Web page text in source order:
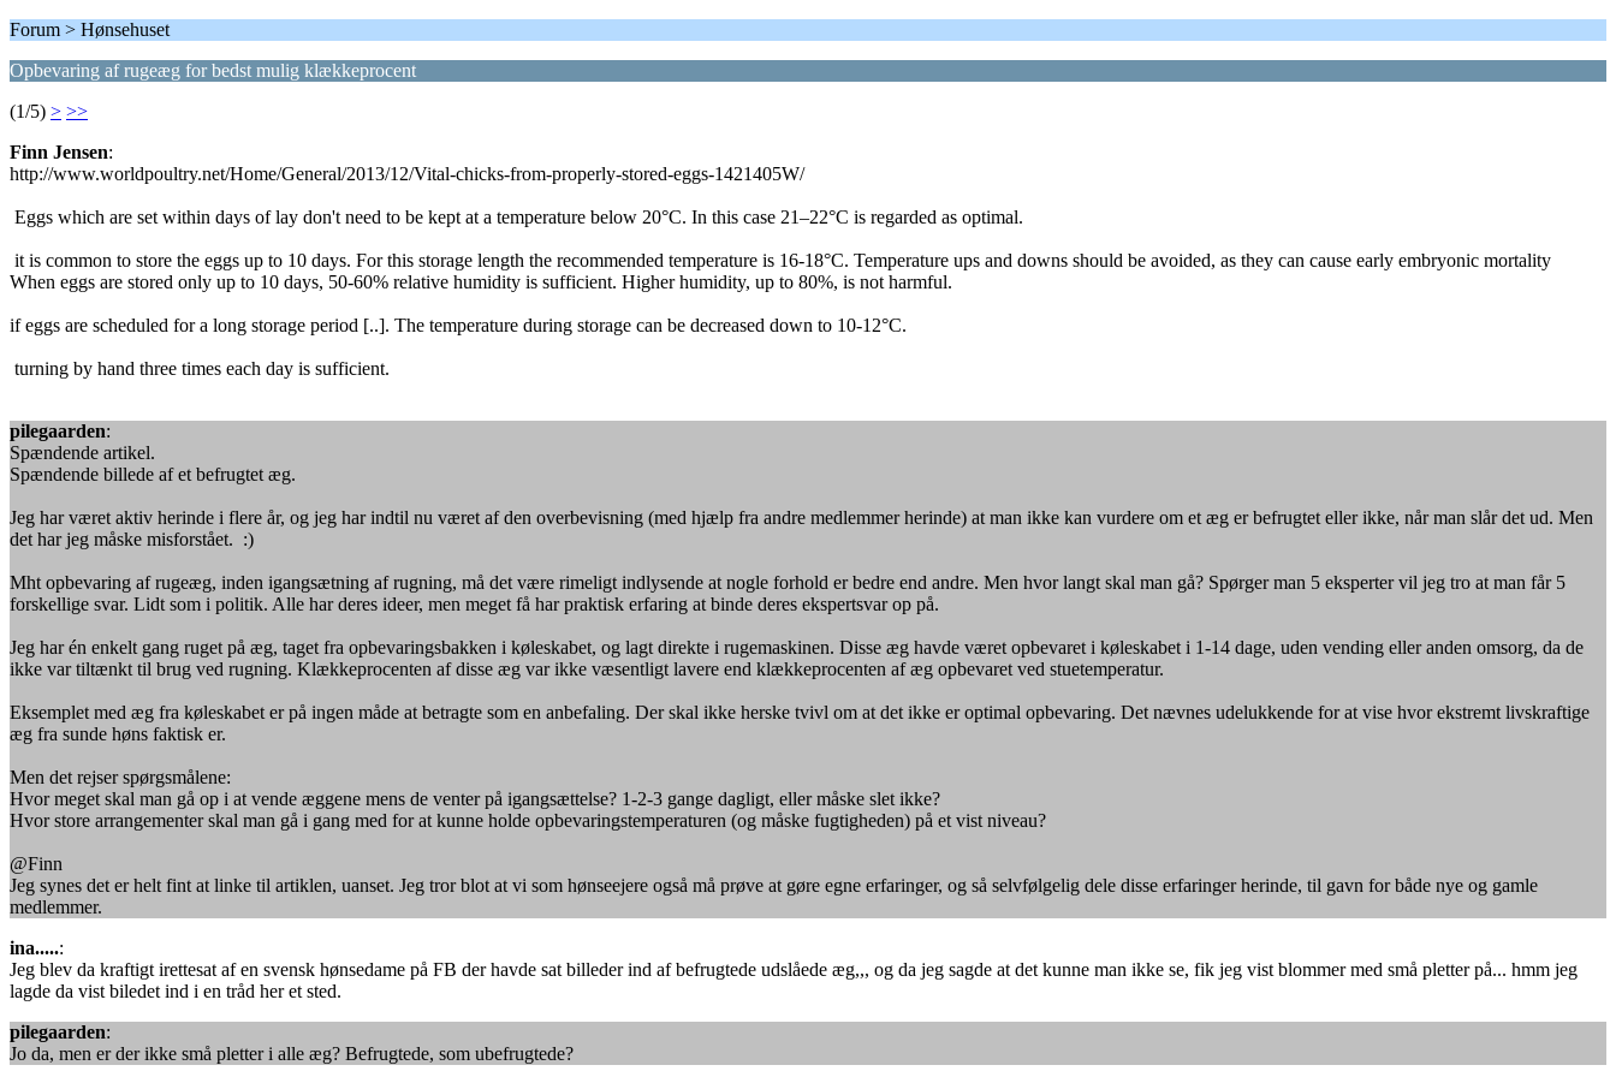
Forum > Hønsehuset
Opbevaring af rugeæg for bedst mulig klækkeprocent
(1/5) > >>
Finn Jensen:
http://www.worldpoultry.net/Home/General/2013/12/Vital-chicks-from-properly-stored-eggs-1421405W/
Eggs which are set within days of lay don't need to be kept at a temperature below 20°C. In this case 21–22°C is regarded as optimal.
it is common to store the eggs up to 10 days. For this storage length the recommended temperature is 16-18°C. Temperature ups and downs should be avoided, as they can cause early embryonic mortality
When eggs are stored only up to 10 days, 50-60% relative humidity is sufficient. Higher humidity, up to 80%, is not harmful.
if eggs are scheduled for a long storage period [..]. The temperature during storage can be decreased down to 10-12°C.
turning by hand three times each day is sufficient.
pilegaarden:
Spændende artikel.
Spændende billede af et befrugtet æg.
Jeg har været aktiv herinde i flere år, og jeg har indtil nu været af den overbevisning (med hjælp fra andre medlemmer herinde) at man ikke kan vurdere om et æg er befrugtet eller ikke, når man slår det ud. Men
det har jeg måske misforstået. :)
Mht opbevaring af rugeæg, inden igangsætning af rugning, må det være rimeligt indlysende at nogle forhold er bedre end andre. Men hvor langt skal man gå? Spørger man 5 eksperter vil jeg tro at man får 5
forskellige svar. Lidt som i politik. Alle har deres ideer, men meget få har praktisk erfaring at binde deres ekspertsvar op på.
Jeg har én enkelt gang ruget på æg, taget fra opbevaringsbakken i køleskabet, og lagt direkte i rugemaskinen. Disse æg havde været opbevaret i køleskabet i 1-14 dage, uden vending eller anden omsorg, da de
ikke var tiltænkt til brug ved rugning. Klækkeprocenten af disse æg var ikke væsentligt lavere end klækkeprocenten af æg opbevaret ved stuetemperatur.
Eksemplet med æg fra køleskabet er på ingen måde at betragte som en anbefaling. Der skal ikke herske tvivl om at det ikke er optimal opbevaring. Det nævnes udelukkende for at vise hvor ekstremt livskraftige
æg fra sunde høns faktisk er.
Men det rejser spørgsmålene:
Hvor meget skal man gå op i at vende æggene mens de venter på igangsættelse? 1-2-3 gange dagligt, eller måske slet ikke?
Hvor store arrangementer skal man gå i gang med for at kunne holde opbevaringstemperaturen (og måske fugtigheden) på et vist niveau?
@Finn
Jeg synes det er helt fint at linke til artiklen, uanset. Jeg tror blot at vi som hønseejere også må prøve at gøre egne erfaringer, og så selvfølgelig dele disse erfaringer herinde, til gavn for både nye og gamle
medlemmer.
ina.....:
Jeg blev da kraftigt irettesat af en svensk hønsedame på FB der havde sat billeder ind af befrugtede udslåede æg,,, og da jeg sagde at det kunne man ikke se, fik jeg vist blommer med små pletter på... hmm jeg
lagde da vist biledet ind i en tråd her et sted.
pilegaarden:
Jo da, men er der ikke små pletter i alle æg? Befrugtede, som ubefrugtede?